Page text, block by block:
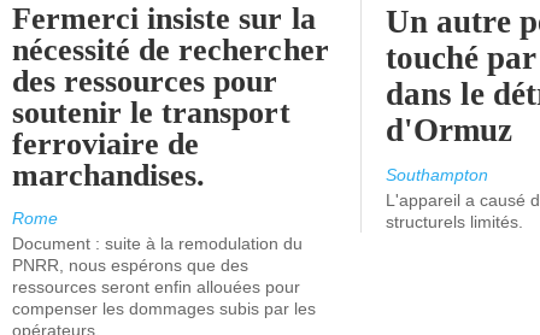
Fermerci insiste sur la
nécessité de rechercher
des ressources pour
soutenir le transport
ferroviaire de
marchandises.
Rome
Document : suite à la remodulation du
PNRR, nous espérons que des
ressources seront enfin allouées pour
compenser les dommages subis par les
opérateurs.
Un autre
touché
dans le
d'Ormuz
Southampton
L'appareil a causé
structurels limités.